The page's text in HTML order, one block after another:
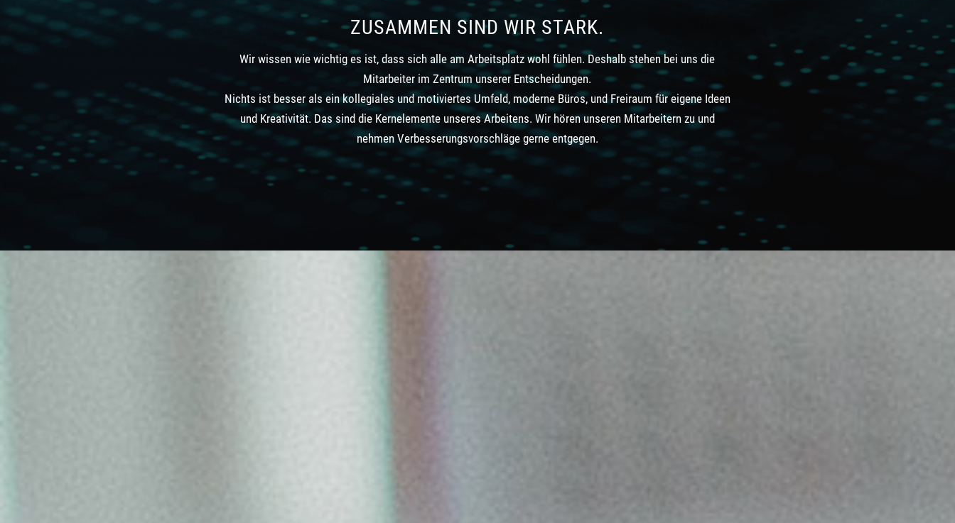
ZUSAMMEN SIND WIR STARK.
Wir wissen wie wichtig es ist, dass sich alle am Arbeitsplatz wohl fühlen. Deshalb stehen bei uns die
Mitarbeiter im Zentrum unserer Entscheidungen.
Nichts ist besser als ein kollegiales und motiviertes Umfeld, moderne Büros, und Freiraum für eigene Ideen
und Kreativität. Das sind die Kernelemente unseres Arbeitens. Wir hören unseren Mitarbeitern zu und
nehmen Verbesserungsvorschläge gerne entgegen.